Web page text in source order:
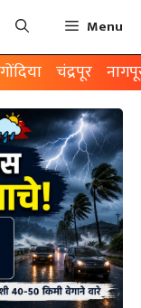
Menu
गोंदिया चंद्रपूर